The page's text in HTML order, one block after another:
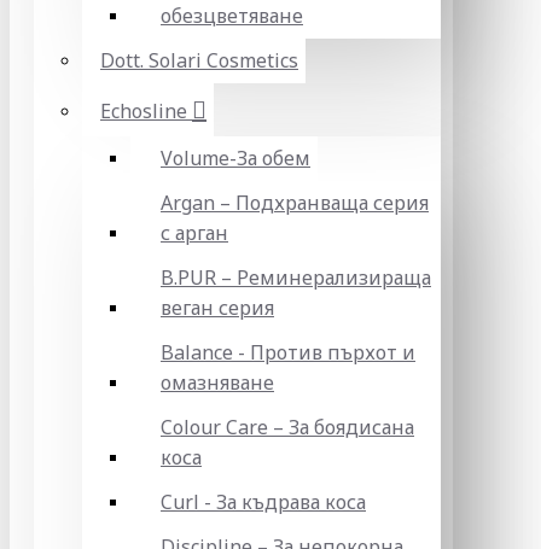
обезцветяване
Dott. Solari Cosmetics
Echosline
Volume-За обем
Argan – Подхранваща серия
с арган
B.PUR – Реминерализираща
веган серия
Balance - Против пърхот и
омазняване
Colour Care – За боядисана
коса
Curl - За къдрава коса